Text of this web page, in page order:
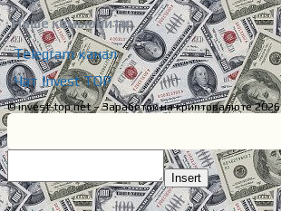
Наше комьюнити:
Telegram канал
Чат Invest TOP
© invest-top.net – Заработок на криптовалюте 2026
Insert